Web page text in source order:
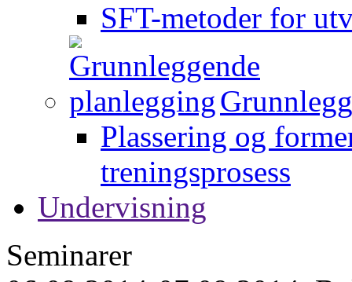
SFT-metoder for
Plassering og
treningsprosess
Undervisning
Seminarer